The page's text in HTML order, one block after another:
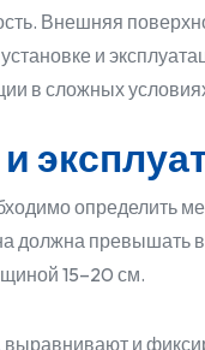
Внешняя
и
в сложных
определить
должна превышать
15–20 см.
выравнивают и